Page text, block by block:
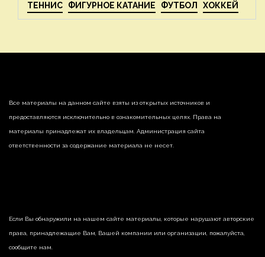
ТЕННИС ФИГУРНОЕ КАТАНИЕ ФУТБОЛ ХОККЕЙ
Все материалы на данном сайте взяты из открытых источников и
предоставляются исключительно в ознакомительных целях. Права на
материалы принадлежат их владельцам. Администрация сайта
ответственности за содержание материала не несет.
Если Вы обнаружили на нашем сайте материалы, которые нарушают авторские
права, принадлежащие Вам, Вашей компании или организации, пожалуйста,
сообщите нам.